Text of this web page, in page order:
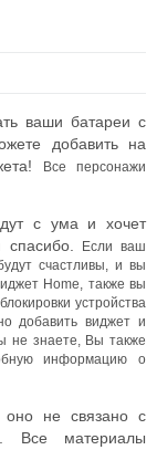
ваши батареи с
добавить на
Все персонажи
с ума и хочет
спасибо.
Если ваш
счастливы, и вы
Home, также вы
устройства
добавить виджет и
не знаете, Вы также
информацию о
не связано с
Все материалы